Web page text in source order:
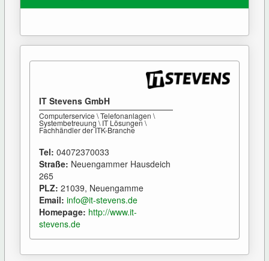
IT Stevens GmbH
Computerservice \ Telefonanlagen \
Systembetreuung \ IT Lösungen \
Fachhändler der ITK-Branche
Tel: 04072370033
Straße: Neuengammer Hausdeich
265
PLZ: 21039, Neuengamme
Email: info@it-stevens.de
Homepage: http://www.it-
stevens.de